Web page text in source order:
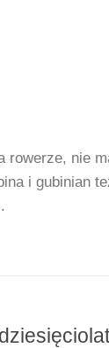
rowerze, nie
i gubinian